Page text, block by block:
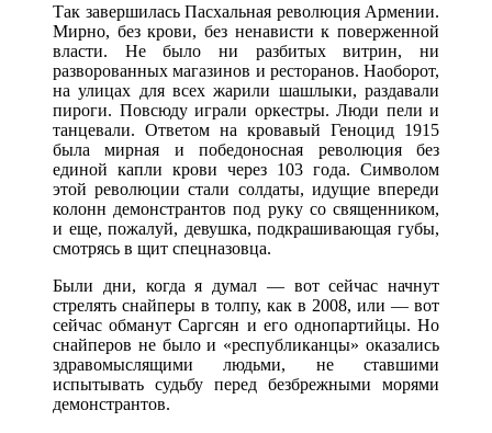
Так завершилась Пасхальная революция Армении.
Мирно, без крови, без ненависти к поверженной
власти. Не было ни разбитых витрин, ни
разворованных магазинов и ресторанов. Наоборот,
на улицах для всех жарили шашлыки, раздавали
пироги. Повсюду играли оркестры. Люди пели и
танцевали. Ответом на кровавый Геноцид 1915
была мирная и победоносная революция без
единой капли крови через 103 года. Символом
этой революции стали солдаты, идущие впереди
колонн демонстрантов под руку со священником,
и еще, пожалуй, девушка, подкрашивающая губы,
смотрясь в щит спецназовца.
Были дни, когда я думал — вот сейчас начнут
стрелять снайперы в толпу, как в 2008, или — вот
сейчас обманут Саргсян и его однопартийцы. Но
снайперов не было и «республиканцы» оказались
здравомыслящими людьми, не ставшими
испытывать судьбу перед безбрежными морями
демонстрантов.